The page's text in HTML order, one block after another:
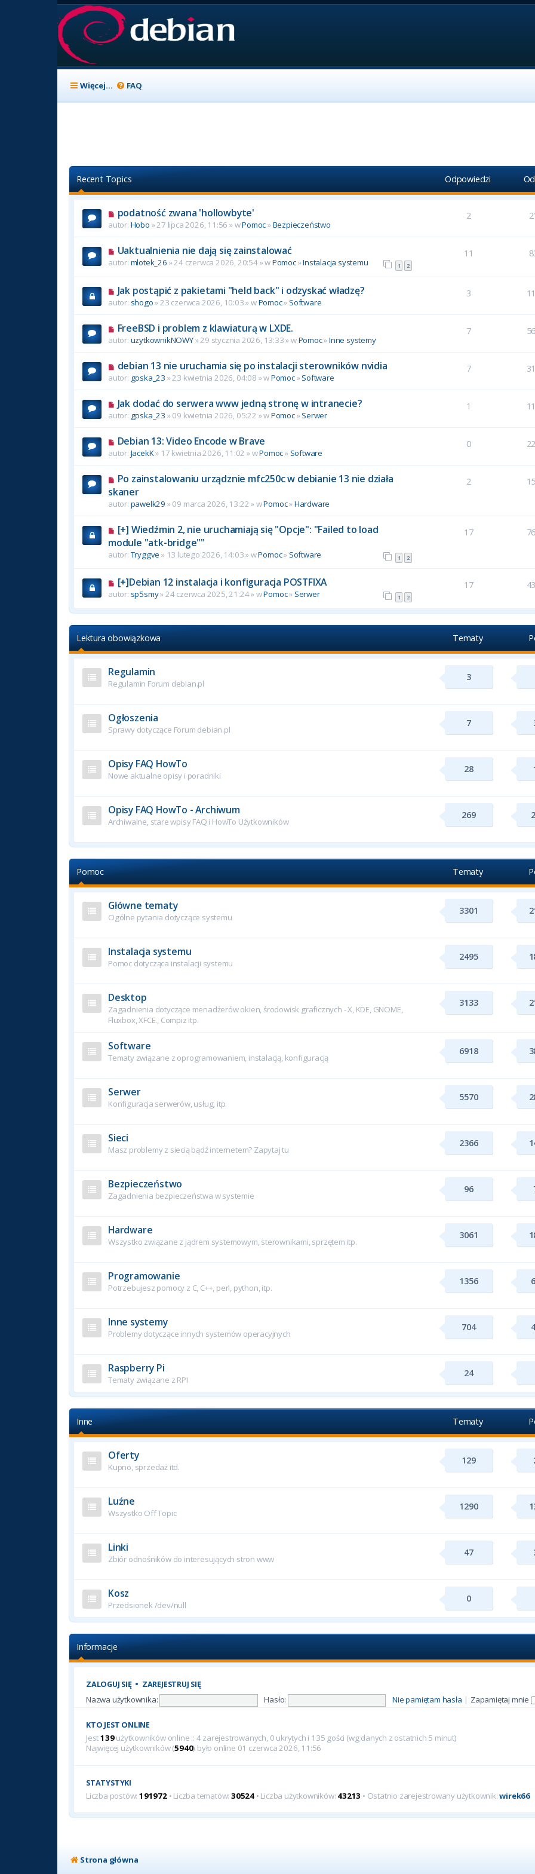
Więcej… FAQ
Recent Topics Odpowiedzi
podatność zwana 'hollowbyte'
autor: Hobo » 27 lipca 2026, 11:56 » wPomoc»Bezpieczeństwo
2
Uaktualnienia nie dają się zainstalować
1 2
autor: mlotek_26 » 24 czerwca 2026, 20:54 » wPomoc»Instalacja systemu
11
Jak postąpić z pakietami "held back" i odzyskać władzę?
autor: shogo» 23 czerwca 2026, 10:03 » wPomoc» Software
3
FreeBSD i problem z klawiaturą w LXDE.
autor: uzytkownikNOWY» 29 stycznia 2026, 13:33 » wPomoc»Inne systemy
7
debian 13 nie uruchamia się po instalacji sterowników nvidia
autor: goska_23 » 23 kwietnia 2026, 04:08 » wPomoc»Software
7
Jak dodać do serwera www jedną stronę w intranecie?
autor: goska_23 » 09 kwietnia 2026, 05:22 » wPomoc»Serwer
1
Debian 13: Video Encode w Brave
autor: JacekK» 17 kwietnia 2026, 11:02 » wPomoc» Software
0
Po zainstalowaniu urządznie mfc250c w debianie 13 nie działa
skaner
autor: pawelk29 » 09 marca 2026, 13:22 » wPomoc»Hardware
2
[+] Wiedźmin 2, nie uruchamiają się "Opcje": "Failed to load
module "atk-bridge""
1 2
autor: Tryggve » 13 lutego 2026, 14:03 » wPomoc» Software
17
[+]Debian 12 instalacja i konfiguracja POSTFIXA
1 2
autor: sp5smy» 24 czerwca 2025, 21:24 » wPomoc» Serwer
17
Lektura obowiązkowa Tematy
Regulamin
Regulamin Forum debian.pl
3
Ogłoszenia
Sprawy dotyczące Forum debian.pl
7
Opisy FAQ HowTo
Nowe aktualne opisy i poradniki
28
Opisy FAQ HowTo - Archiwum
Archiwalne, stare wpisy FAQ i HowTo Użytkowników
269
Pomoc Tematy
Główne tematy
Ogólne pytania dotyczące systemu
3301
Instalacja systemu
Pomoc dotycząca instalacji systemu
2495
Desktop
Zagadnienia dotyczące menadżerów okien, środowisk graficznych - X, KDE, GNOME,
Fluxbox, XFCE., Compiz itp.
3133
Software
Tematy związane z oprogramowaniem, instalacją, konfiguracją
6918
Serwer
Konfiguracja serwerów, usług, itp.
5570
Sieci
Masz problemy z siecią bądź internetem? Zapytaj tu
2366
Bezpieczeństwo
Zagadnienia bezpieczeństwa w systemie
96
Hardware
Wszystko związane z jądrem systemowym, sterownikami, sprzętem itp.
3061
Programowanie
Potrzebujesz pomocy z C, C++, perl, python, itp.
1356
Inne systemy
Problemy dotyczące innych systemów operacyjnych
704
Raspberry Pi
Tematy związane z RPI
24
Inne Tematy
Oferty
Kupno, sprzedaż itd.
129
Luźne
Wszystko Off Topic
1290
Linki
Zbiór odnośników do interesujących stron www
47
Kosz
Przedsionek /dev/null
0
Informacje
ZALOGUJ SIĘ• ZAREJESTRUJ SIĘ
Nazwa użytkownika: Hasło: Nie pamiętam hasła | Zapamiętaj mnie
KTO JEST ONLINE
Jest139użytkowników online :: 4 zarejestrowanych, 0 ukrytych i 135 gości (wg danych z ostatnich 5 minut)
Najwięcej użytkowników (5940) było online 01 czerwca 2026, 11:56
STATYSTYKI
Liczba postów: 191972• Liczba tematów:30524 • Liczba użytkowników: 43213 • Ostatnio zarejestrowany użytkownik:wirek66
Strona główna